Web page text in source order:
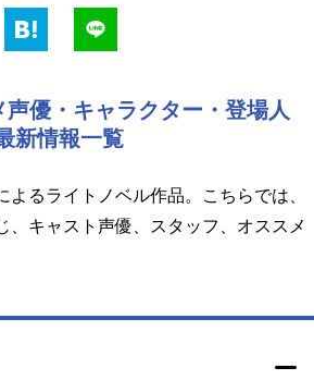
アニメ映画一覧
男性声優/女性声優一覧
今期
夏アニメ
優・キャラクター・登場人
新情報一覧
よるライトノベル作品。こちらでは、
、キャスト声優、スタッフ、オススメ